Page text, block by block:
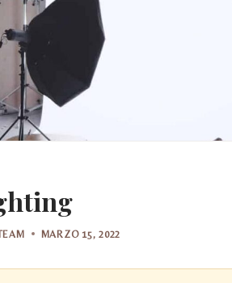
MARZO 15, 2022